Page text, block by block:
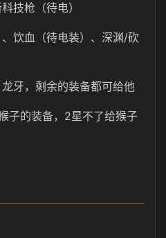
技枪（待电）
饮血（待电装）、深渊/砍
牙，剩余的装备都可给他
子的装备，2星不了给猴子